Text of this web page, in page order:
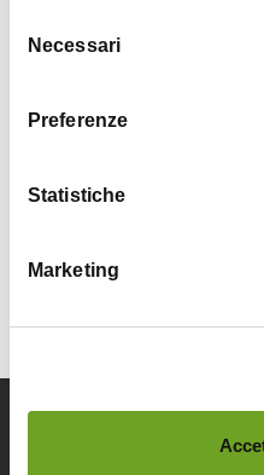
delNecessari
Preferenze
Statistiche
Marketing